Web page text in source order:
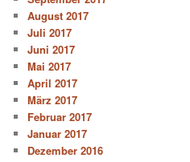
August 2017
Juli 2017
Juni 2017
Mai 2017
April 2017
März 2017
Februar 2017
Januar 2017
Dezember 2016